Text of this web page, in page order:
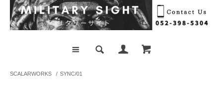
SCALARWORKS / SYNC/01